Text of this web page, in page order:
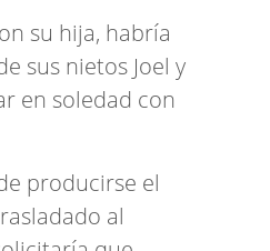
su hija, habría
sus nietos Joel y
en soledad con
producirse el
al